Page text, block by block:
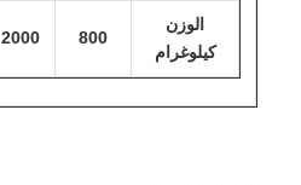
الوزن
كيلوغرام
800
2000